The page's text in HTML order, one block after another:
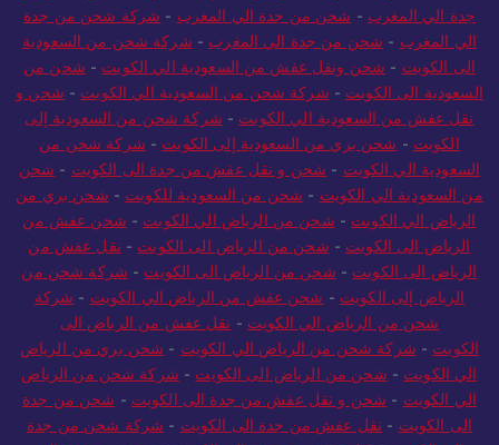
جدة الي المغرب - شحن من جدة الي المغرب - شركة شحن من جدة
الي المغرب - شحن من جدة الي المغرب - شركة شحن من السعودية
الى الكويت - شحن ونقل عفش من السعودية الي الكويت - شحن من
السعودية الى الكويت - شركة شحن من السعودية الي الكويت - شحن و
نقل عفش من السعودية الي الكويت - شركة شحن من السعودية إلى
الكويت - شحن بري من السعودية إلى الكويت - شركة شحن من
السعودية الي الكويت - شحن و نقل عفش من جدة الى الكويت - شحن
من السعودية الي الكويت - شحن من السعودية للكويت - شحن بري من
الرياض الي الكويت - شحن من الرياض الي الكويت - شحن عفش من
الرياض الى الكويت - شحن من الرياض الى الكويت - نقل عفش من
الرياض الى الكويت - شحن من الرياض الى الكويت - شركة شحن من
الرياض إلى الكويت - شحن عفش من الرياض الي الكويت - شركة
شحن من الرياض الي الكويت - نقل عفش من الرياض الى
الكويت - شركة شحن من الرياض الي الكويت - شحن بري من الرياض
الي الكويت - شحن من الرياض الى الكويت - شركة شحن من الرياض
الي الكويت - شحن و نقل عفش من جدة الى الكويت - شحن من جدة
الى الكويت - نقل عفش من جدة الى الكويت - شركة شحن من جدة